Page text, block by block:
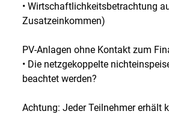
• Wirtschaftlichkeitsbetrachtung
Zusatzeinkommen)
PV-Anlagen ohne Kontakt zum
• Die netzgekoppelte
beachtet werden?
Achtung: Jeder Teilnehmer erhält